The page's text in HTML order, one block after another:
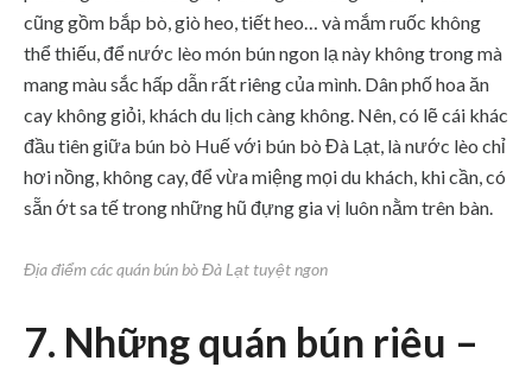
cũng gồm bắp bò, giò heo, tiết heo… và mắm ruốc không
thể thiếu, để nước lèo món bún ngon lạ này không trong mà
mang màu sắc hấp dẫn rất riêng của mình. Dân phố hoa ăn
cay không giỏi, khách du lịch càng không. Nên, có lẽ cái khác
đầu tiên giữa bún bò Huế với bún bò Đà Lạt, là nước lèo chỉ
hơi nồng, không cay, để vừa miệng mọi du khách, khi cần, có
sẵn ớt sa tế trong những hũ đựng gia vị luôn nằm trên bàn.
Địa điểm các quán bún bò Đà Lạt tuyệt ngon
7. Những quán bún riêu –